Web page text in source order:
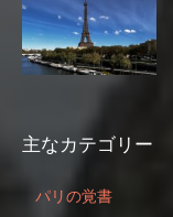
主なカテゴリー
パリの覚書